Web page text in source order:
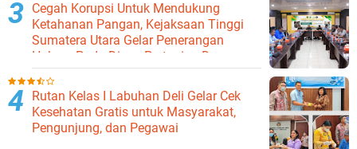
Cegah Korupsi Untuk Mendukung
Ketahanan Pangan, Kejaksaan Tinggi
Sumatera Utara Gelar Penerangan
Hukum Pada Dinas Pertanian Dan
Ketahanan Pangan
Rutan Kelas I Labuhan Deli Gelar Cek
Kesehatan Gratis untuk Masyarakat,
Pengunjung, dan Pegawai